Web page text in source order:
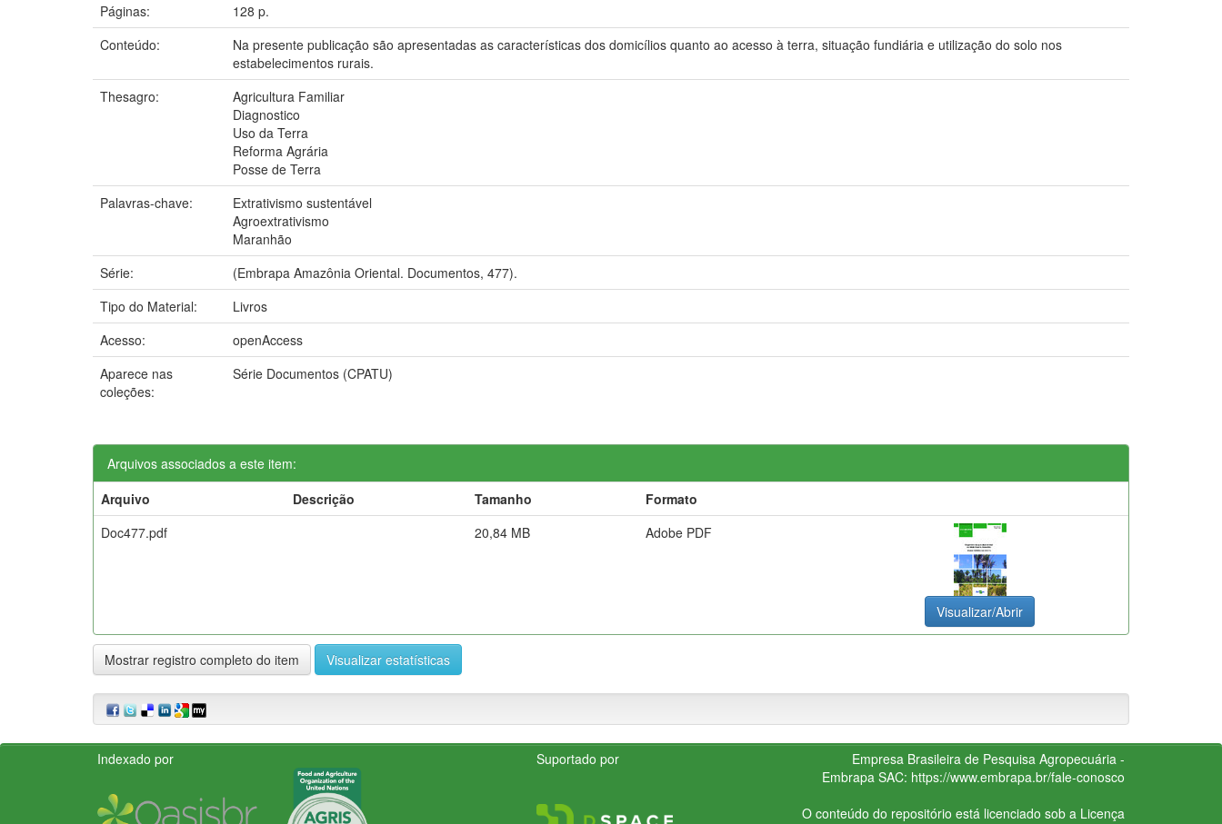
Páginas:
128 p.
Conteúdo:
Na presente publicação são apresentadas as características dos domicílios quanto ao acesso à terra, situação fundiária e utilização do solo nos
estabelecimentos rurais.
Thesagro:
Agricultura Familiar
Diagnostico
Uso da Terra
Reforma Agrária
Posse de Terra
Palavras-chave:
Extrativismo sustentável
Agroextrativismo
Maranhão
Série:
(Embrapa Amazônia Oriental. Documentos, 477).
Tipo do Material:
Livros
Acesso:
openAccess
Aparece nas
coleções:
Série Documentos (CPATU)
Arquivos associados a este item:
Arquivo
Descrição Tamanho
Formato
Doc477.pdf
20,84 MB Adobe PDF
Visualizar/Abrir
Mostrar registro completo do item Visualizar estatísticas
Indexado por Suportado por
Empresa Brasileira de Pesquisa Agropecuária -
Embrapa SAC: https://www.embrapa.br/fale-conosco
O conteúdo do repositório está licenciado sob a Licença